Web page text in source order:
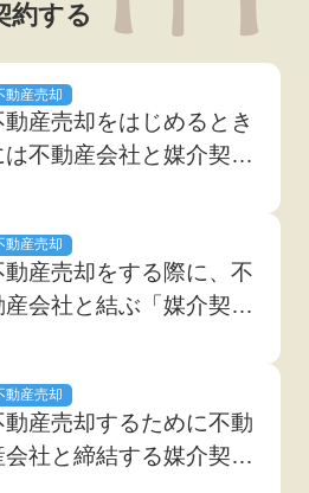
約する
動産売却
動産売却をはじめるとき
は不動産会社と媒介契約
類ありますが、もっと
大きな違いは、一般媒介
場合は同時に複数の不動
、専任媒介や専属専任媒
は1つの不動産会社に
...
動産売却
動産売却をする際に、不
産会社と結ぶ「媒介契
媒介契約」の3種類があ
ますが、自分にとって最
有利な契約はどれなの
動産売却
動産売却するために不動
会社と締結する媒介契約